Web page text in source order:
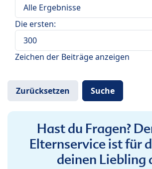
Die ersten:
Zeichen der Beiträge anzeigen
Hast du Fragen?
Elternservice ist für
deinen Liebling